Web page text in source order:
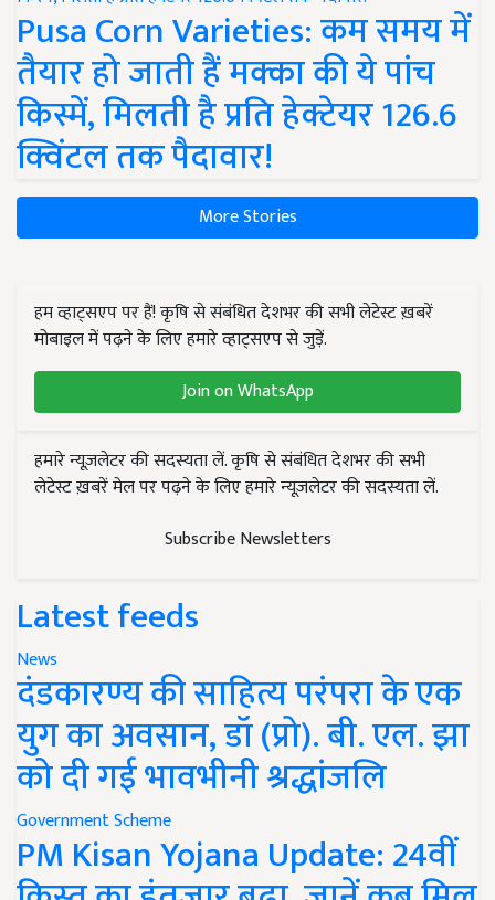
Pusa Corn Varieties: कम समय में
तैयार हो जाती हैं मक्का की ये पांच
किस्में, मिलती है प्रति हेक्टेयर 126.6
क्विंटल तक पैदावार!
More Stories
हम व्हाट्सएप पर हैं! कृषि से संबंधित देशभर की सभी लेटेस्ट ख़बरें
मोबाइल में पढ़ने के लिए हमारे व्हाट्सएप से जुड़ें.
Join on WhatsApp
हमारे न्यूज़लेटर की सदस्यता लें. कृषि से संबंधित देशभर की सभी
लेटेस्ट ख़बरें मेल पर पढ़ने के लिए हमारे न्यूज़लेटर की सदस्यता लें.
Subscribe Newsletters
Latest feeds
News
दंडकारण्य की साहित्य परंपरा के एक
युग का अवसान, डॉ (प्रो). बी. एल. झा
को दी गई भावभीनी श्रद्धांजलि
Government Scheme
PM Kisan Yojana Update: 24वीं